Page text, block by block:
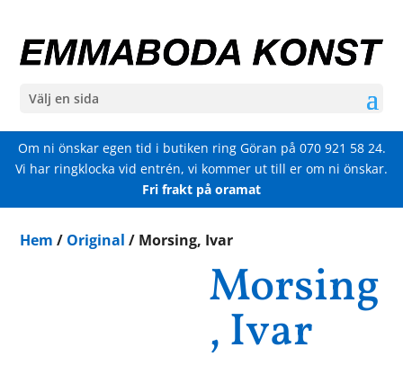
Välj en sida
Om ni önskar egen tid i butiken ring Göran på 070 921 58 24.
Vi har ringklocka vid entrén, vi kommer ut till er om ni önskar.
Fri frakt på oramat
Hem / Original / Morsing, Ivar
Morsing
, Ivar